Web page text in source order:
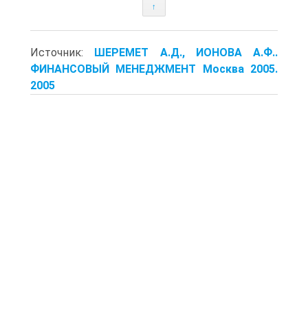
↑
Источник: ШЕРЕМЕТ А.Д., ИОНОВА А.Ф..
ФИНАНСОВЫЙ МЕНЕДЖМЕНТ Москва 2005.
2005